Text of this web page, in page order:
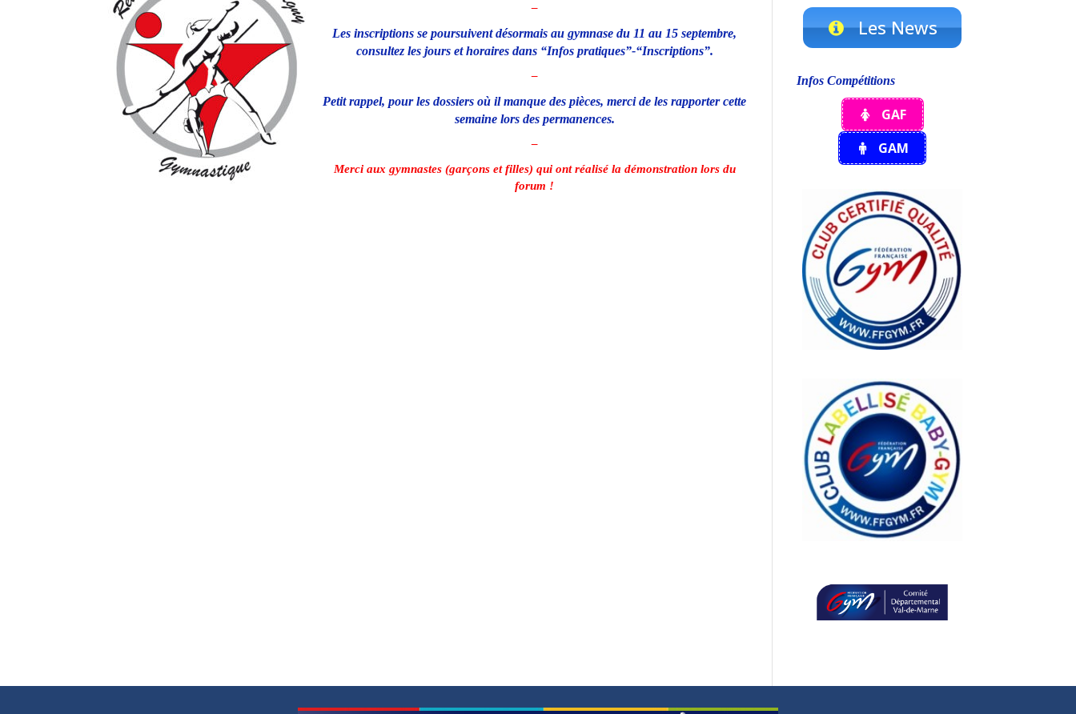
–
Les inscriptions se poursuivent désormais au gymnase du 11 au 15 septembre,
consultez les jours et horaires dans “Infos pratiques”-“Inscriptions”.
–
Petit rappel, pour les dossiers où il manque des pièces, merci de les rapporter cette
semaine lors des permanences.
–
Merci aux gymnastes (garçons et filles) qui ont réalisé la démonstration lors du
forum !
Les News
Infos Compétitions
GAF
GAM